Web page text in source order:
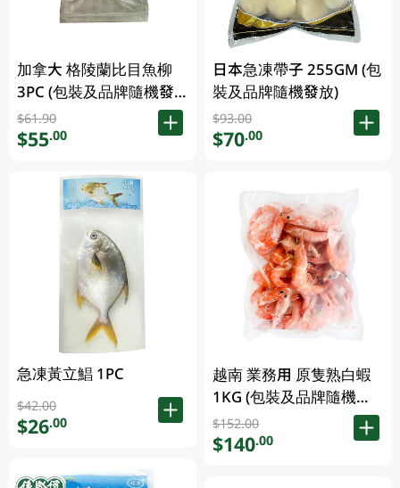
加拿大 格陵蘭比目魚柳
3PC (包裝及品牌隨機發
放)
$61.90
$55.00
急凍黃立鯧 1PC
$42.00
$26.00
日本急凍帶子 255GM (包
裝及品牌隨機發放)
$93.00
$70.00
越南 業務用 原隻熟白蝦
1KG (包裝及品牌隨機發
放)
$152.00
$140.00